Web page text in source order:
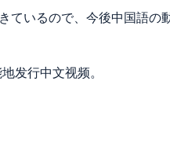
ているので、今後中国語の
发行中文视频。